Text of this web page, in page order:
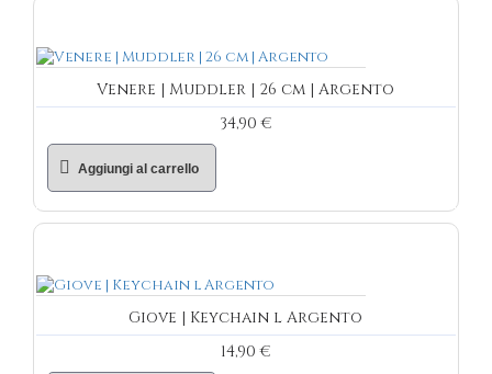
Venere | Muddler | 26 cm | Argento
34,90 €
Aggiungi al carrello
Giove | Keychain l Argento
14,90 €